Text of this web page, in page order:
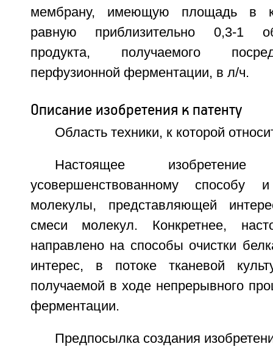
мембрану, имеющую площадь в
равную приблизительно 0,3-1
продукта, получаемого
перфузионной ферментации, в л/ч.
Описание изобретения к патенту
Область техники, к которой
Настоящее
усовершенствованному способу
молекулы, представляющей
смеси молекул. Конкретнее,
направлено на способы очистки
интерес, в потоке тканевой
получаемой в ходе непрерывного
ферментации.
Предпосылка создания